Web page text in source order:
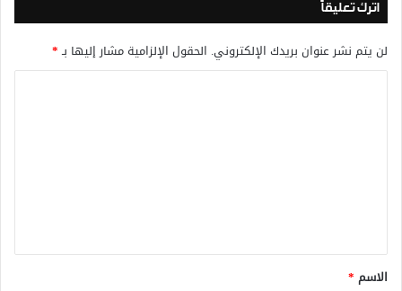
اترك تعليقاً
لن يتم نشر عنوان بريدك الإلكتروني. الحقول الإلزامية مشار إليها بـ*
*
الاسم *